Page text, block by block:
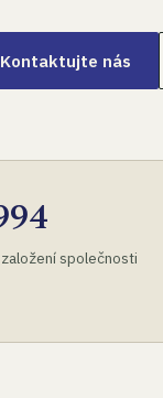
Kontaktujte nás
společnosti